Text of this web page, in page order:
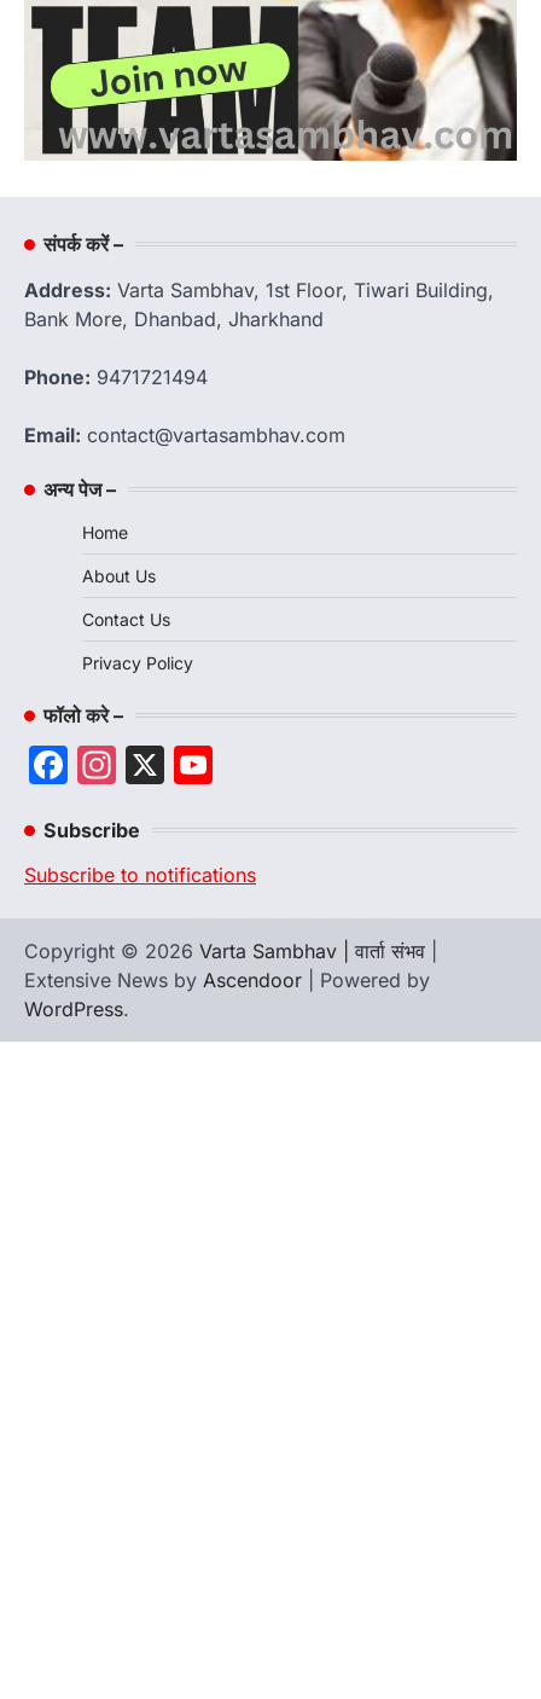
संपर्क करें –
Address: Varta Sambhav, 1st Floor, Tiwari Building,
Bank More, Dhanbad, Jharkhand
Phone: 9471721494
Email: contact@vartasambhav.com
अन्य पेज –
Home
About Us
Contact Us
Privacy Policy
फॉलो करे –
Facebook
Instagram
X
Subscribe
Subscribe to notifications
Copyright © 2026 Varta Sambhav | वार्ता संभव
Extensive News by Ascendoor | Powered by
WordPress.